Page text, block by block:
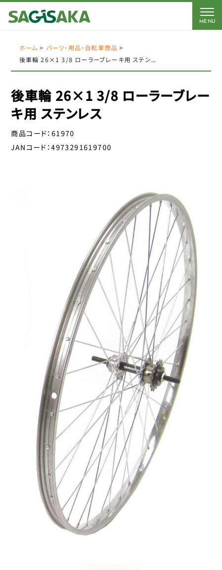
MENU
CATEGORY
自転車
キッズパーツ
電動アシスト車パーツ
ハンドルパーツ
スポーツ小物
サイクルグッズ
レイン用品
カバー
カゴ
子供のせ
工具
補修パーツ
BRAND
FORCE
AMERICAN EAGLE
Coleman
J&C
YSD
アイデス
サギサカオリジナル
ジェントス
シマノ
ジョイパレット
シンコー
センタン工業
ティーエス
ニッコー
パナソニックサイクルテック
パナレーサー
マジックワン
マルニ工業
ユニコ
ライトウェイ
BICYCLE
Coleman
AMERICAN EAGLE
サギサカオリジナル
こげーる
ホーム > パーツ・用品・自転車商品 >
後車輪 26×1 3/8 ローラーブレーキ用 ステンレス
後車輪 26×1 3/8 ローラーブレー
キ用 ステンレス
商品コード： 61970
JANコード：4973291619700